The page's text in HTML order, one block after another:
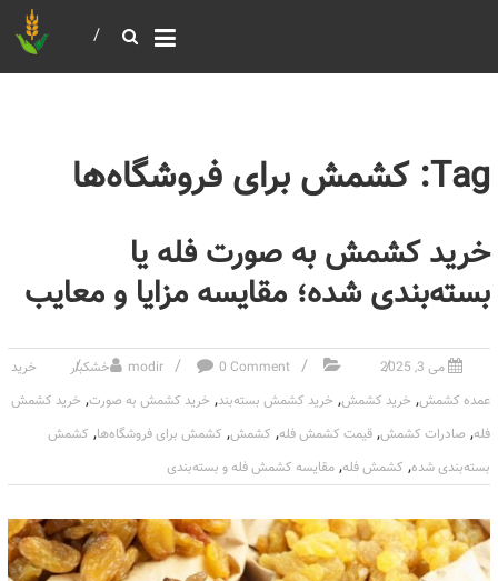
Tag: کشمش برای فروشگاه‌ها
خرید کشمش به صورت فله یا
بسته‌بندی شده؛ مقایسه مزایا و معایب
می 3, 2025 modir 0 Comment خشکبار
خرید
عمده کشمش, خرید کشمش, خرید کشمش بسته‌بند, خرید کشمش به صورت, خرید کشمش
فله, صادرات کشمش, قیمت کشمش فله, کشمش, کشمش برای فروشگاه‌ها, کشمش
بسته‌بندی شده, کشمش فله, مقایسه کشمش فله و بسته‌بندی